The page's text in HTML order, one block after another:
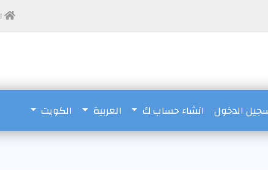
الدخول انشاء حساب ك العربية الكويت